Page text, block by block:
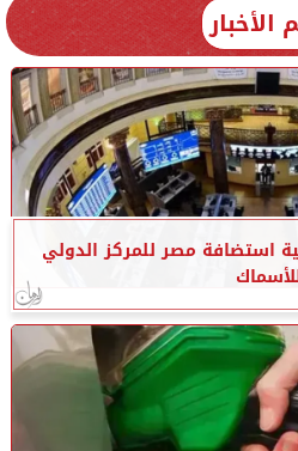
الأخبار
استضافة مصر للمركز الدولي